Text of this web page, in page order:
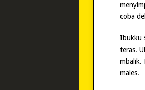
coba
Ibukku
teras.
mbalik.
males.